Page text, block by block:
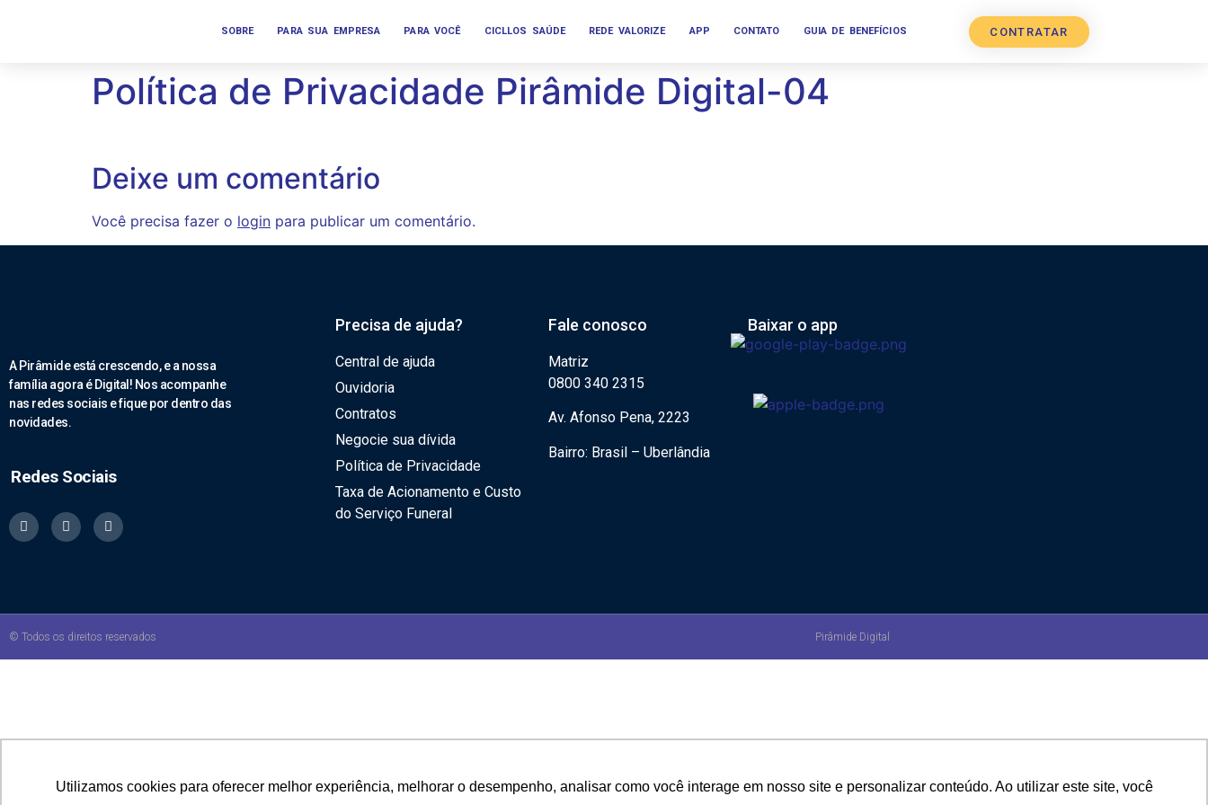
Utilizamos cookies para oferecer melhor experiência, melhorar o desempenho, analisar como você interage em nosso site e personalizar conteúdo. Ao utilizar este site, você
SOBRE PARA SUA EMPRESA PARA VOCÊ CICLLOS SAÚDE REDE VALORIZE APP CONTATO GUIA DE BENEFÍCIOS CONTRATAR
Política de Privacidade Pirâmide Digital-04
Deixe um comentário
Você precisa fazer o login para publicar um comentário.
A Pirâmide está crescendo, e a nossa
família agora é Digital! Nos acompanhe
nas redes sociais e fique por dentro das
novidades.
Redes Sociais
Precisa de ajuda?
Central de ajuda
Ouvidoria
Contratos
Negocie sua dívida
Política de Privacidade
Taxa de Acionamento e Custo
do Serviço Funeral
Fale conosco
Matriz
0800 340 2315
Av. Afonso Pena, 2223
Bairro: Brasil – Uberlândia
Baixar o app
© Todos os direitos reservados Pirâmide Digital